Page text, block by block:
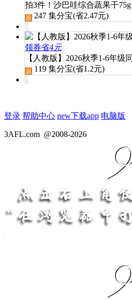
拍3件！沙巴哇综合蔬果干75g
247 集分宝(省2.47元)
领券省4元
【人教版】2026秋季1-6年级
119 集分宝(省1.2元)
登录 帮助中心 new下载app 电脑版
3AFL.com @2008-2026